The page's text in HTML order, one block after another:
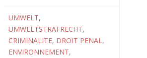
UMWELT,
UMWELTSTRAFRECHT,
CRIMINALITE, DROIT PENAL,
ENVIRONNEMENT,